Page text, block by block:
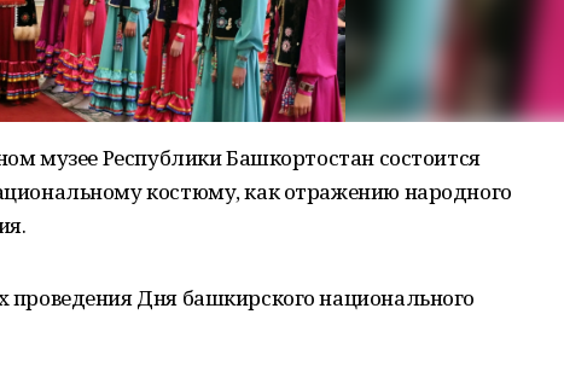
музее Республики Башкортостан состоится
костюму, как отражению народного
Дня башкирского национального